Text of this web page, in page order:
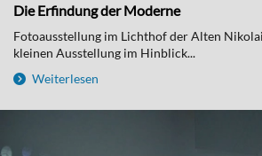
Die Erfindung der Moderne
Fotoausstellung im Lichthof der Alten
kleinen Ausstellung im Hinblick...
Weiterlesen